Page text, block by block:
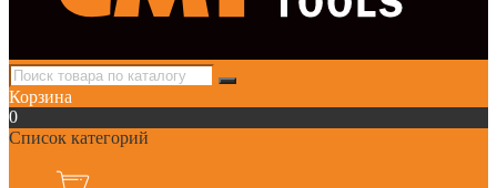
Корзина
0
Список категорий